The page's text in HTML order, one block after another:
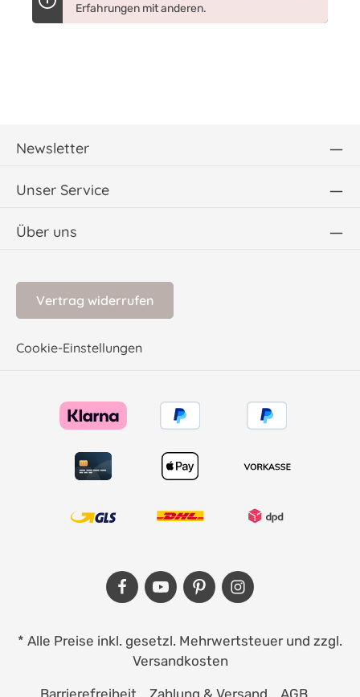
Erfahrungen mit anderen.
Newsletter
Unser Service
Über uns
Vertrag widerrufen
Cookie-Einstellungen
* Alle Preise inkl. gesetzl. Mehrwertsteuer und zzgl.
Versandkosten
Barrierefreiheit Zahlung & Versand AGB